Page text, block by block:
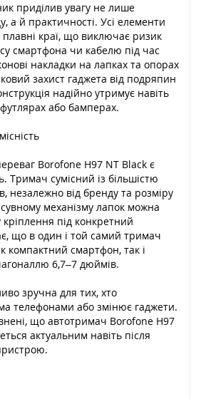
приділив увагу не лише
а й практичності. Усі елементи
краї, що виключає ризик
смартфона чи кабелю під час
накладки на лапках та опорах
захист гаджета від подряпин
надійно утримує навіть
або бамперах.
Borofone H97 NT Black є
Тримач сумісний із більшістю
незалежно від бренду та розміру
механізму лапок можна
під конкретний
що в один і той самий тримач
компактний смартфон, так і
6,7–7 дюймів.
зручна для тих, хто
телефонами або змінює гаджети.
що автотримач Borofone H97
актуальним навіть після